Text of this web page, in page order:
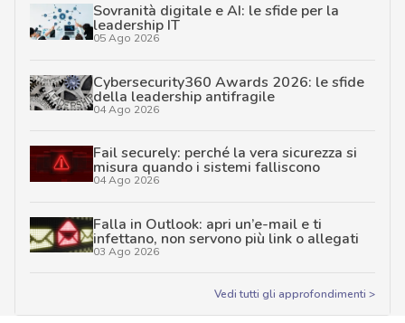
Sovranità digitale e AI: le sfide per la
leadership IT
05 Ago 2026
Cybersecurity360 Awards 2026: le sfide
della leadership antifragile
04 Ago 2026
Fail securely: perché la vera sicurezza si
misura quando i sistemi falliscono
04 Ago 2026
Falla in Outlook: apri un’e-mail e ti
infettano, non servono più link o allegati
03 Ago 2026
Vedi tutti gli approfondimenti >